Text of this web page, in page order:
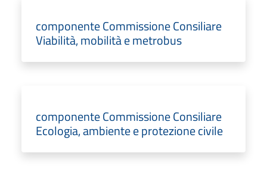
componente Commissione Consiliare
Viabilità, mobilità e metrobus
componente Commissione Consiliare
Ecologia, ambiente e protezione civile